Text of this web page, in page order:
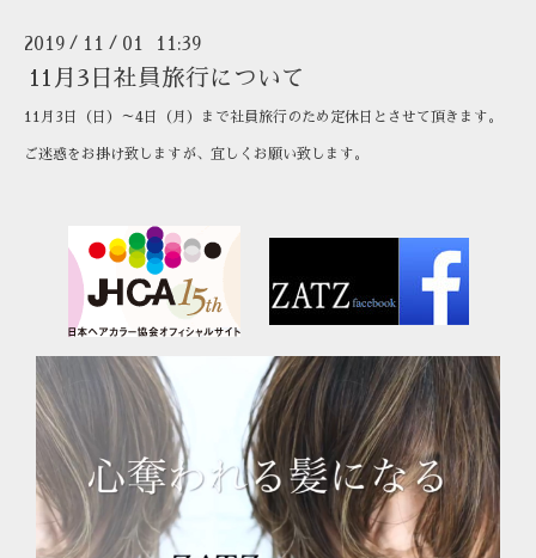
2019 / 11 / 01 11:39
11月3日社員旅行について
11月3日（日）～4日（月）まで社員旅行のため定休日とさせて頂きます。
ご迷惑をお掛け致しますが、宜しくお願い致します。